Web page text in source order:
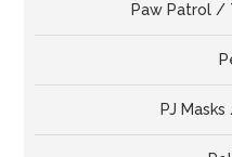
Paw Patrol /
PJ